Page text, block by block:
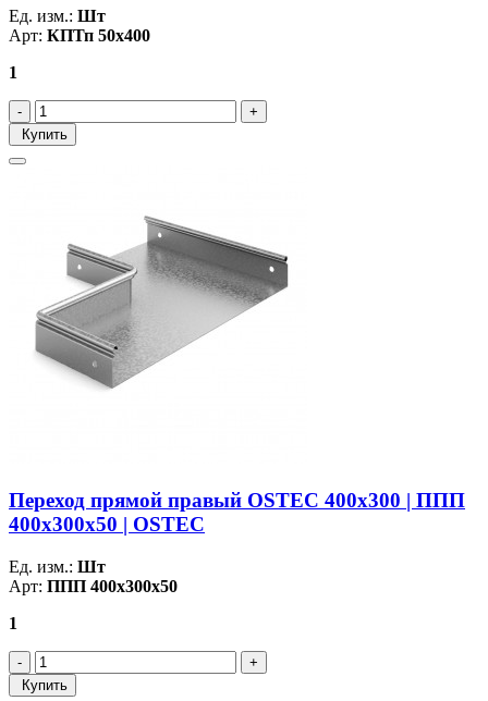
Ед. изм.: Шт
Арт: КПТп 50х400
1
Купить
Переход прямой правый OSTEC 400х300 | ППП
400х300х50 | OSTEC
Ед. изм.: Шт
Арт: ППП 400х300х50
1
Купить